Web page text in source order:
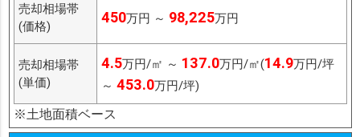
売却相場帯
(価格)
450万円 ～ 98,225万円
売却相場帯
(単価)
4.5万円/㎡ ～ 137.0万円/㎡(14.9万円/坪
～ 453.0万円/坪)
※土地面積ベース